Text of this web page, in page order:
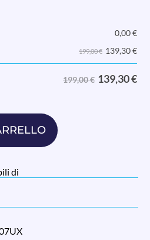
0,00€
199,00 € 139,30€
199,00 € 139,30€
di